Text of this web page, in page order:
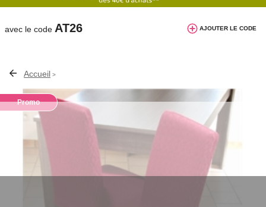
avec le code AT26 AJOUTER LE CODE
Accueil >
Promo